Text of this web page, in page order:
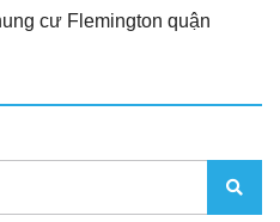
cư Flemington quận